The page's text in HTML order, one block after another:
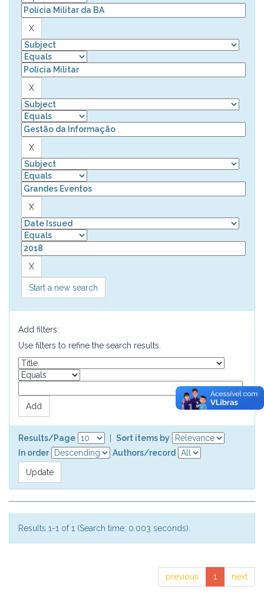
Start a new search
Add filters:
Use filters to refine the search results.
Results/Page
Sort items by
In order
Authors/record
Results 1-1 of 1 (Search time: 0.003 seconds).
previous 1 next